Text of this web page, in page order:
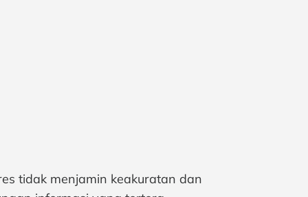
tidak menjamin keakuratan dan